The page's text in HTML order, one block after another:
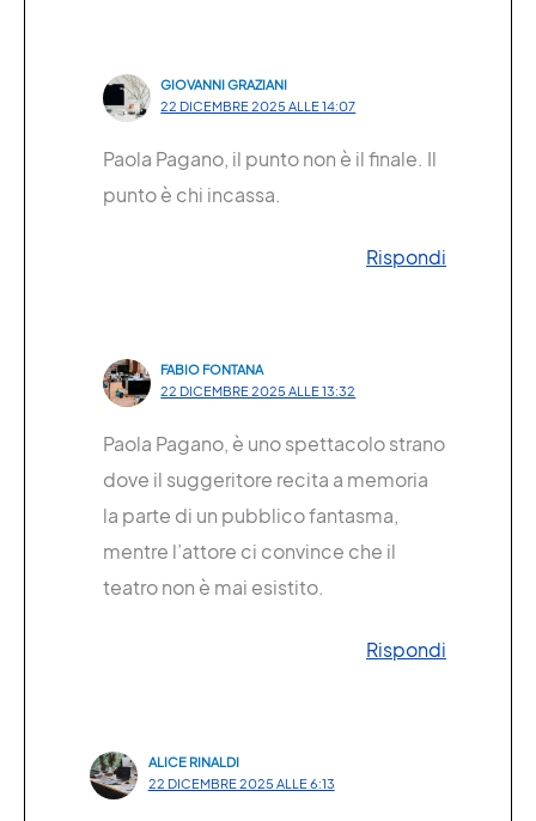
GIOVANNI GRAZIANI
22 DICEMBRE 2025 ALLE 14:07
Paola Pagano, il punto non è il finale. Il
punto è chi incassa.
Rispondi
FABIO FONTANA
22 DICEMBRE 2025 ALLE 13:32
Paola Pagano, è uno spettacolo strano
dove il suggeritore recita a memoria
la parte di un pubblico fantasma,
mentre l’attore ci convince che il
teatro non è mai esistito.
Rispondi
ALICE RINALDI
22 DICEMBRE 2025 ALLE 6:13